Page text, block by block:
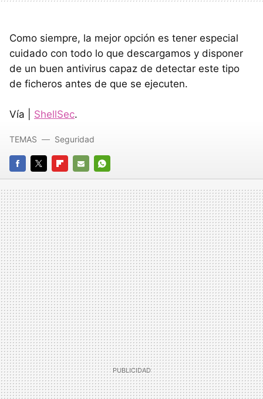
Como siempre, la mejor opción es tener especial
cuidado con todo lo que descargamos y disponer
de un buen antivirus capaz de detectar este tipo
de ficheros antes de que se ejecuten.
Vía | ShellSec.
FACEBOOK
TWITTERFLIPBOARD
E-
MAIL
WHATSAPP
TEMAS Seguridad